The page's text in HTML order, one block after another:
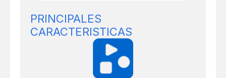
PRINCIPALES
CARACTERISTICAS